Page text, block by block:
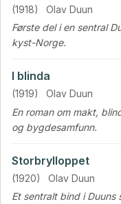
(1918)
Olav Duun
Første del i en sentral
kyst-Norge.
I blinda
(1919)
Olav Duun
En roman om makt,
og bygdesamfunn.
Storbrylloppet
(1920)
Olav Duun
Et sentralt bind i Duuns